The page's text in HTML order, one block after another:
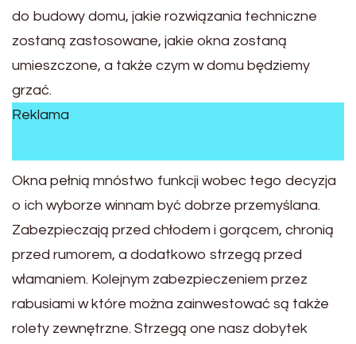
do budowy domu, jakie rozwiązania techniczne
zostaną zastosowane, jakie okna zostaną
umieszczone, a także czym w domu będziemy
grzać.
Reklama
Okna pełnią mnóstwo funkcji wobec tego decyzja
o ich wyborze winnam być dobrze przemyślana.
Zabezpieczają przed chłodem i gorącem, chronią
przed rumorem, a dodatkowo strzegą przed
włamaniem. Kolejnym zabezpieczeniem przez
rabusiami w które można zainwestować są także
rolety zewnętrzne. Strzegą one nasz dobytek